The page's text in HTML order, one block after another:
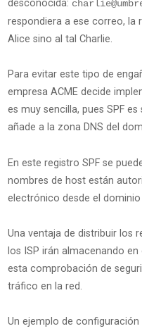
desconocida:
respondiera a ese correo, la
Alice sino al tal Charlie.
Para evitar este tipo de
empresa ACME decide
es muy sencilla, pues SPF
añade a la zona DNS del
En este registro SPF se
nombres de host están
electrónico desde el
Una ventaja de distribuir los
los ISP irán almacenando
esta comprobación de
tráfico en la red.
Un ejemplo de configuración